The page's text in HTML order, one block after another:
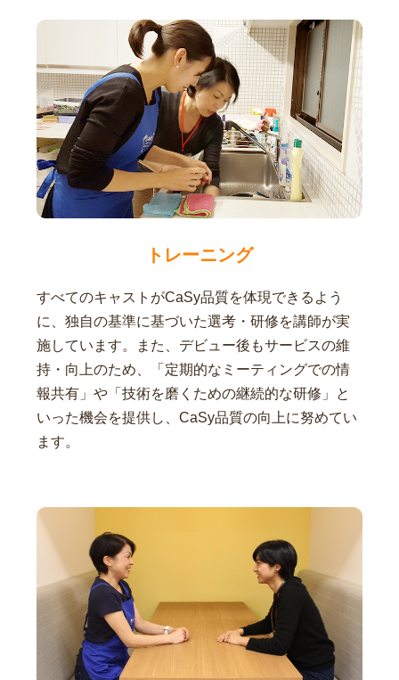
トレーニング
すべてのキャストがCaSy品質を体現できるよう
に、独自の基準に基づいた選考・研修を講師が実
施しています。また、デビュー後もサービスの維
持・向上のため、「定期的なミーティングでの情
報共有」や「技術を磨くための継続的な研修」と
いった機会を提供し、CaSy品質の向上に努めてい
ます。